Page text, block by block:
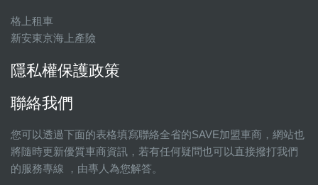
格上租車
新安東京海上產險
隱私權保護政策
聯絡我們
您可以透過下面的表格填寫聯絡全省的SAVE加盟車商，網站也
將隨時更新優質車商資訊，若有任何疑問也可以直接撥打我們
的服務專線 ，由專人為您解答。